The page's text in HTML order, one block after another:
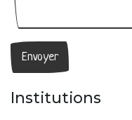
Institutions